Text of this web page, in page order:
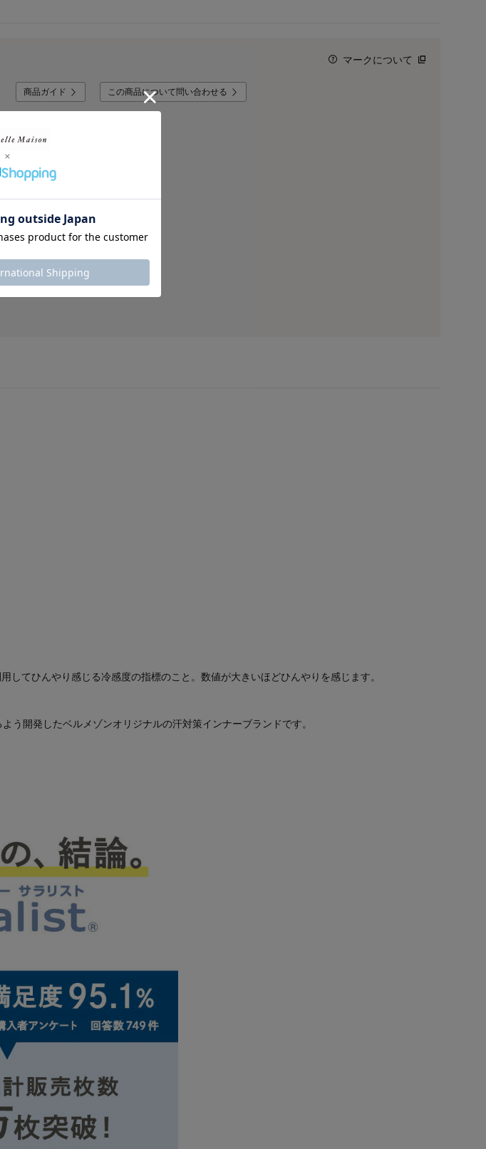
マークについて
商品ガイド この商品について問い合わせる
てひんやり感じる冷感度の指標のこと。数値が大きいほどひんやりを感じます。
う開発したベルメゾンオリジナルの汗対策インナーブランドです。